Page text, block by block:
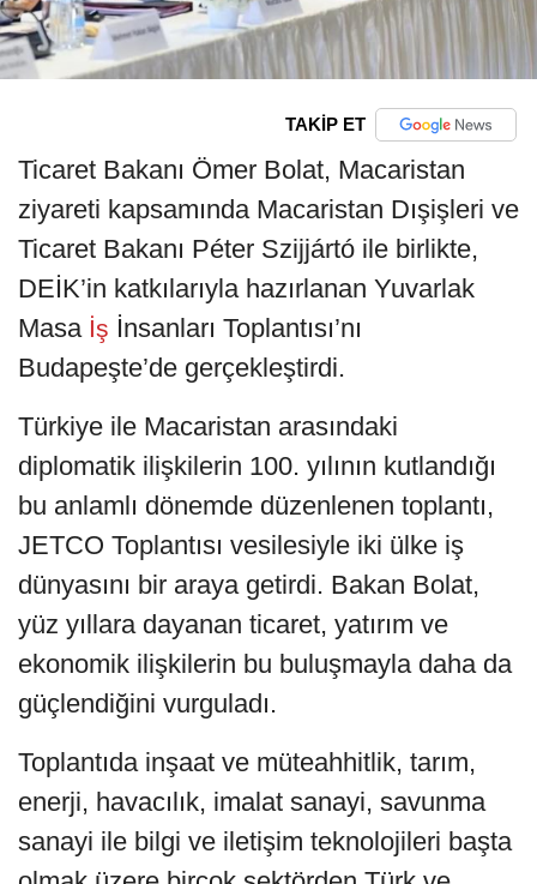
TAKİP ET
Ticaret Bakanı Ömer Bolat, Macaristan
ziyareti kapsamında Macaristan Dışişleri ve
Ticaret Bakanı Péter Szijjártó ile birlikte,
DEİK’in katkılarıyla hazırlanan Yuvarlak
Masa İş İnsanları Toplantısı’nı
Budapeşte’de gerçekleştirdi.
Türkiye ile Macaristan arasındaki
diplomatik ilişkilerin 100. yılının kutlandığı
bu anlamlı dönemde düzenlenen toplantı,
JETCO Toplantısı vesilesiyle iki ülke iş
dünyasını bir araya getirdi. Bakan Bolat,
yüz yıllara dayanan ticaret, yatırım ve
ekonomik ilişkilerin bu buluşmayla daha da
güçlendiğini vurguladı.
Toplantıda inşaat ve müteahhitlik, tarım,
enerji, havacılık, imalat sanayi, savunma
sanayi ile bilgi ve iletişim teknolojileri başta